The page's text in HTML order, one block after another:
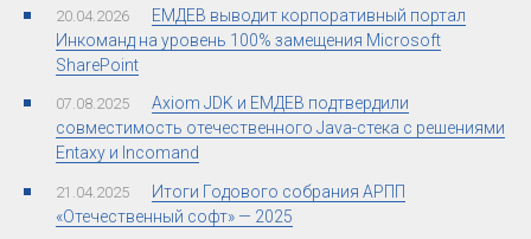
20.04.2026
ЕМДЕВ выводит корпоративный портал
Инкоманд на уровень 100% замещения Microsoft
SharePoint
07.08.2025
Axiom JDK и ЕМДЕВ подтвердили
совместимость отечественного Java-стека с решениями
Entaxy и Incomand
21.04.2025
Итоги Годового собрания АРПП
«Отечественный софт» — 2025